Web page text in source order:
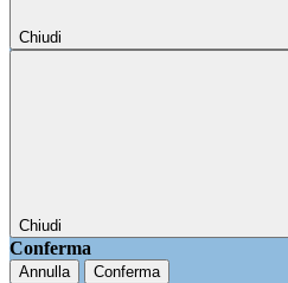
Chiudi
Chiudi
Conferma
Annulla Conferma